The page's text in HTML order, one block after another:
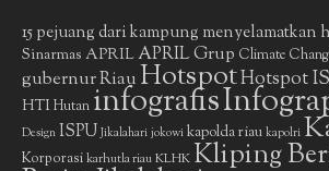
15 pejuang dari kampung menyelamatkan
Sinarmas APRIL APRIL Grup Climate
gubernur RiauHotspotHotspot
HTIHutan infografis
Design ISPU Jikalahari jokowi kapolda riau kapolri
Korporasikarhutla riauKLHKKliping